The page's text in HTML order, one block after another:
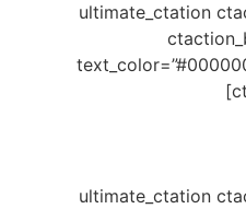
[ultimate_ctation
[ultimate_ctation